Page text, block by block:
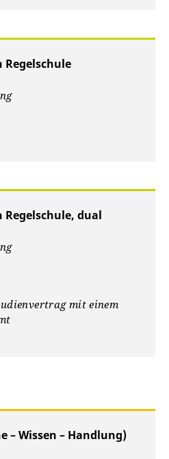
Regelschule
dual
mit einem
– Wissen – Handlung)